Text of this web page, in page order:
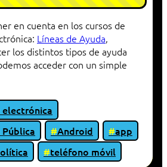
en cuenta en los cursos de
Líneas de Ayuda,
los distintos tipos de ayuda
acceder con un simple
Android
app
teléfono móvil